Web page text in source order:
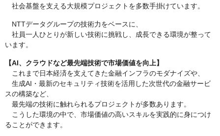
社会基盤を支える大規模プロジェクトを多数手掛けています。
NTTデータグループの技術力をベースに、
社員一人ひとりが新しい技術に挑戦し、成長できる環境が整って
います。
【AI、クラウドなど最先端技術で市場価値を向上】
これまで日本経済を支えてきた金融インフラのモダナイズや、
生成AI・最新のセキュリティ技術を活用した次世代の金融サービ
スの構築など、
最先端の技術に触れられるプロジェクトが多数あります。
こうした環境の中で、市場価値の高いスキルを実践的に身につけ
ることができます。